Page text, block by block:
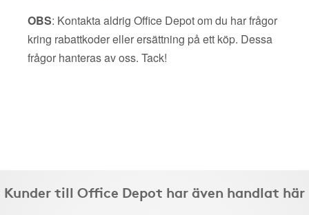
OBS: Kontakta aldrig Office Depot om du har frågor
kring rabattkoder eller ersättning på ett köp. Dessa
frågor hanteras av oss. Tack!
Kunder till Office Depot har även handlat här